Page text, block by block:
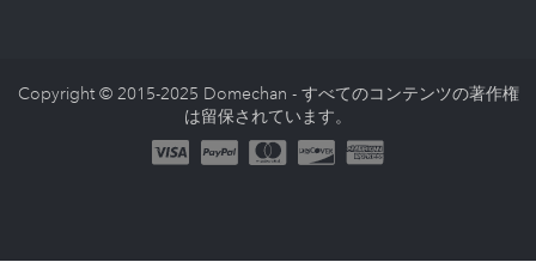
Copyright © 2015-2025 Domechan - すべてのコンテンツの著作権
は留保されています。